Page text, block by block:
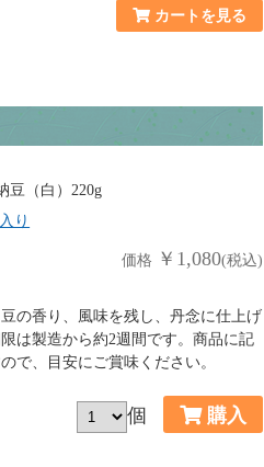
豆（白）220g
り
価格 ￥1,080(税込)
の香り、風味を残し、丹念に仕上げ
は製造から約2週間です。商品に記
で、目安にご賞味ください。
個